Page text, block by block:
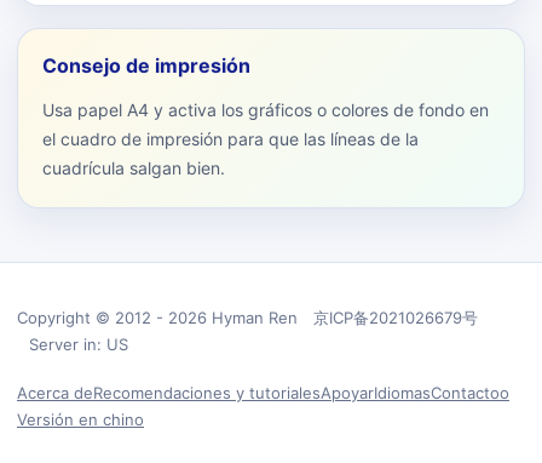
Consejo de impresión
Usa papel A4 y activa los gráficos o colores de fondo en
el cuadro de impresión para que las líneas de la
cuadrícula salgan bien.
Copyright © 2012 - 2026 Hyman Ren 京ICP备2021026679号
Server in: US
Acerca deRecomendaciones y tutorialesApoyarIdiomasContactoo
Versión en chino